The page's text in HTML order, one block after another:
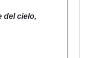
del cielo,